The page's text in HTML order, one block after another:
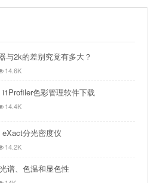
与2k的差别究竟有多大？
14.6K
色彩管理软件下载
14.4K
分光密度仪
14.2K
谱、色温和显色性